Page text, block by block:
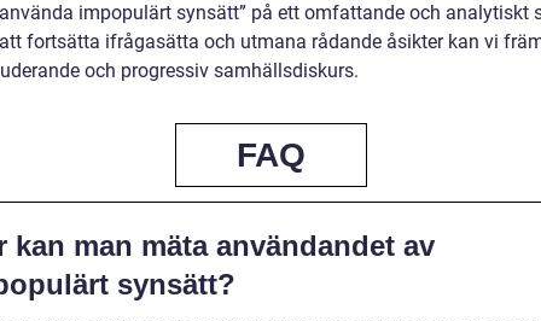
impopulärt synsätt” på ett omfattande och analytiskt
fortsätta ifrågasätta och utmana rådande åsikter kan vi
och progressiv samhällsdiskurs.
FAQ
kan man mäta användandet av
synsätt?